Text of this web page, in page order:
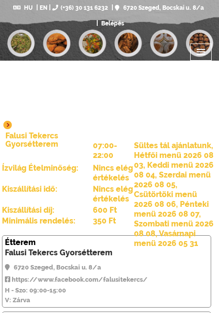
HU EN (+36) 30 131 6232 6720 Szeged, Bocskai u. 8/a
Belépés
Falusi Tekercs
Gyorsétterem
07:00-
22:00
Sültes tál ajánlatunk,
Hétfői menü 2026 08
03, Keddi menü 2026
08 04,Szerdai menü
2026 08 05,
Csütörtöki menü
2026 08 06, Pénteki
menü 2026 08 07,
Szombati menü 2026
08 08,Vasárnapi
menü 2026 05 31
Ízvilág Ételminőség:
Nincs elég
értékelés
Kiszállítási idő:
Nincs elég
értékelés
Kiszállítási díj:
600 Ft
Minimális rendelés:
350 Ft
Étterem
Falusi Tekercs Gyorsétterem
6720 Szeged, Bocskai u. 8/a
https://www.facebook.com/falusitekercs/
H - Szo: 09:00-15:00
V: Zárva